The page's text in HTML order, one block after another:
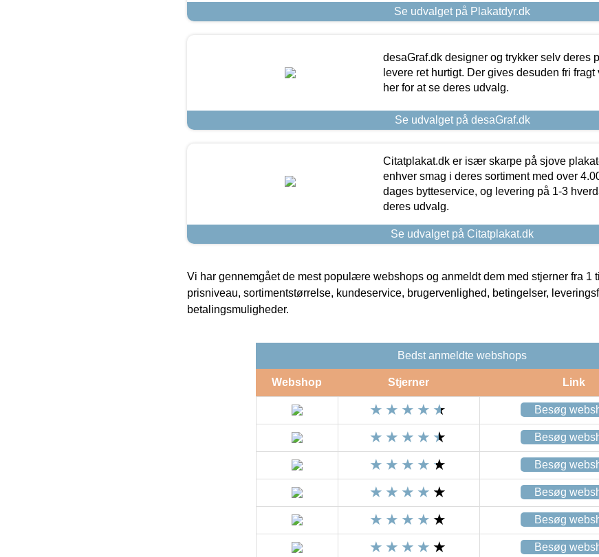
Se udvalget på Plakatdyr.dk
desaGraf.dk designer og trykker selv deres
levere ret hurtigt. Der gives desuden fri
her for at se deres udvalg.
Se udvalget på desaGraf.dk
Citatplakat.dk er især skarpe på sjove
enhver smag i deres sortiment med over
dages bytteservice, og levering på 1-3
deres udvalg.
Se udvalget på Citatplakat.dk
Vi har gennemgået de mest populære webshops og anmeldt dem med stjerner fra 1
prisniveau, sortimentstørrelse, kundeservice, brugervenlighed, betingelser,
betalingsmuligheder.
Bedst anmeldte webshops
Webshop Stjerner Link
Besøg
Besøg
Besøg
Besøg
Besøg
Besøg